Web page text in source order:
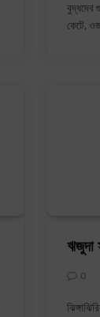
বুদ্ধদেব
কেটে,
ঋজুদা
0